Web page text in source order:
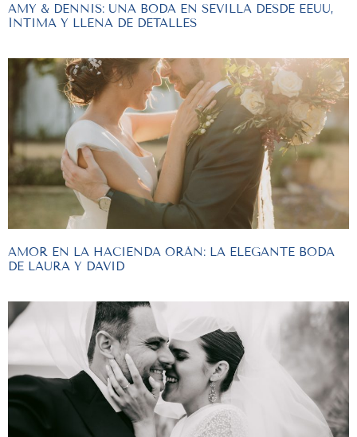
AMY & DENNIS: UNA BODA EN SEVILLA DESDE EEUU,
ÍNTIMA Y LLENA DE DETALLES
AMOR EN LA HACIENDA ORÁN: LA ELEGANTE BODA
DE LAURA Y DAVID